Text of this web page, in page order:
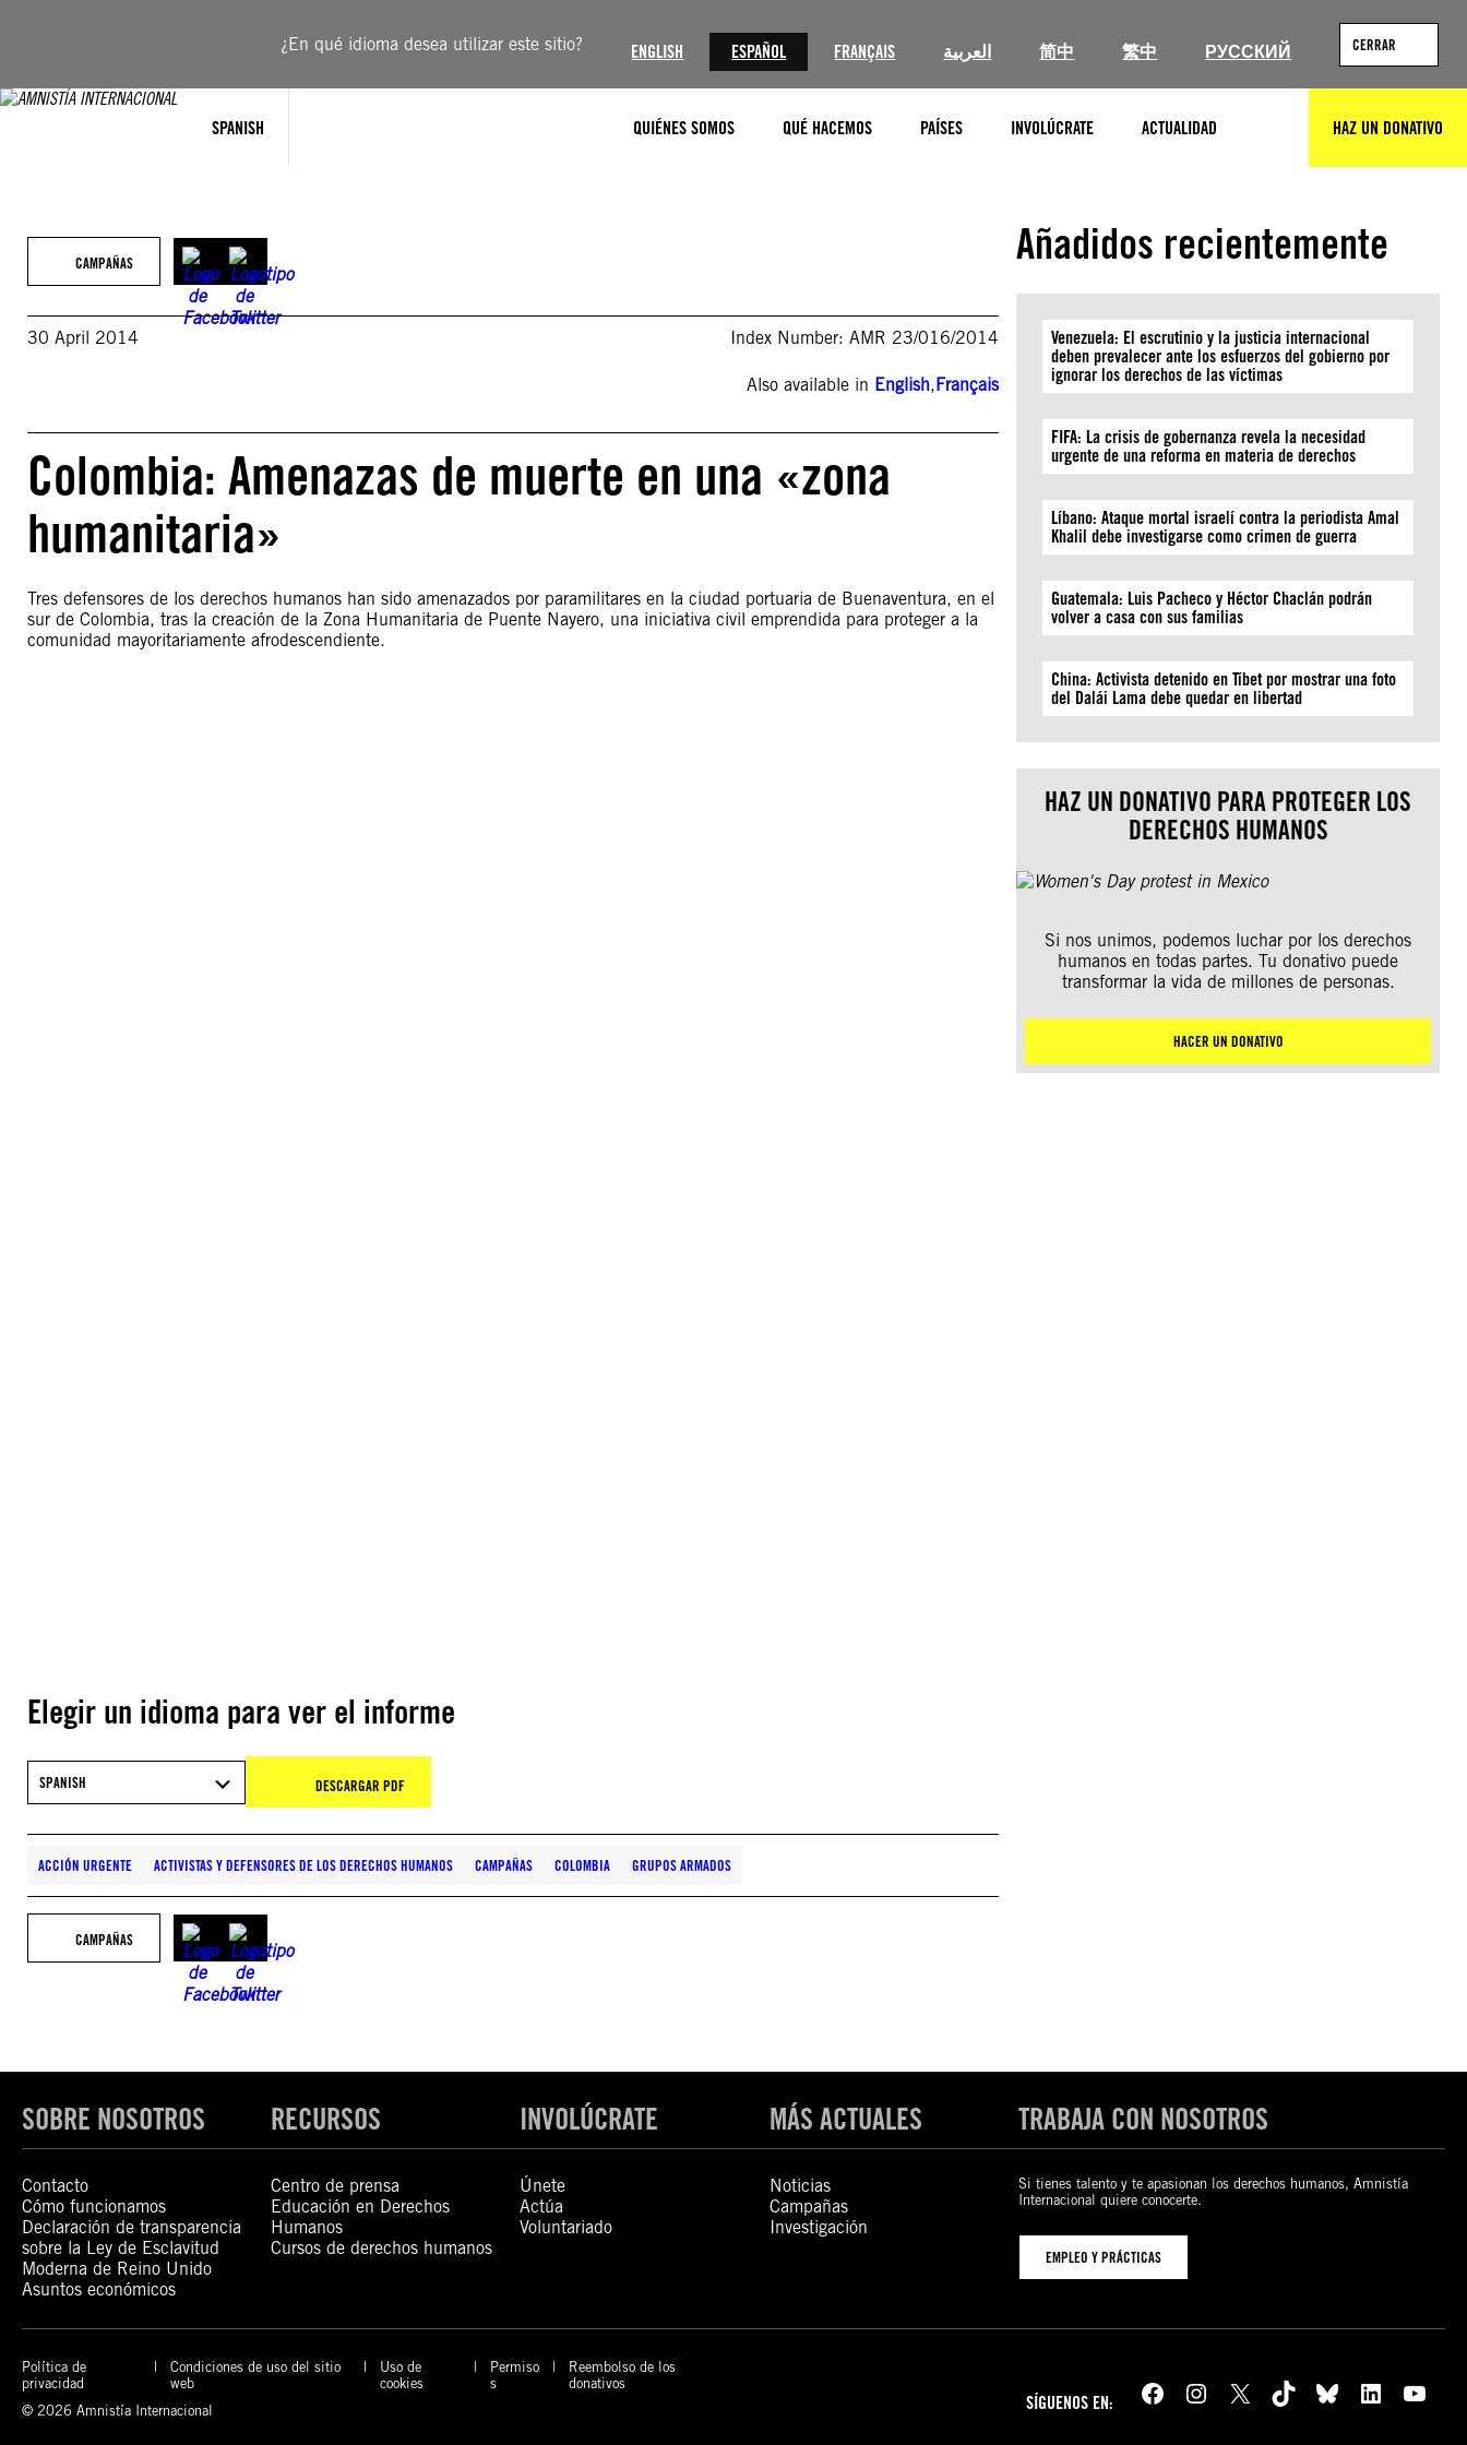
¿En qué idioma desea utilizar este sitio? ENGLISH ESPAÑOL FRANÇAIS العربية 简中 繁中 РУССКИЙ CERRAR
SPANISH QUIÉNES SOMOS QUÉ HACEMOS PAÍSES INVOLÚCRATE ACTUALIDAD HAZ UN DONATIVO
CAMPAÑAS
30 April 2014 Index Number: AMR 23/016/2014
Also available in English,Français
Colombia: Amenazas de muerte en una «zona
humanitaria»
Tres defensores de los derechos humanos han sido amenazados por paramilitares en la ciudad portuaria de Buenaventura, en el
sur de Colombia, tras la creación de la Zona Humanitaria de Puente Nayero, una iniciativa civil emprendida para proteger a la
comunidad mayoritariamente afrodescendiente.
Elegir un idioma para ver el informe
SPANISH DESCARGAR PDF
ACCIÓN URGENTE ACTIVISTAS Y DEFENSORES DE LOS DERECHOS HUMANOS CAMPAÑAS COLOMBIA GRUPOS ARMADOS
CAMPAÑAS
Añadidos recientemente
Venezuela: El escrutinio y la justicia internacional
deben prevalecer ante los esfuerzos del gobierno por
ignorar los derechos de las víctimas
FIFA: La crisis de gobernanza revela la necesidad
urgente de una reforma en materia de derechos
Líbano: Ataque mortal israelí contra la periodista Amal
Khalil debe investigarse como crimen de guerra
Guatemala: Luis Pacheco y Héctor Chaclán podrán
volver a casa con sus familias
China: Activista detenido en Tíbet por mostrar una foto
del Dalái Lama debe quedar en libertad
HAZ UN DONATIVO PARA PROTEGER LOS
DERECHOS HUMANOS
Si nos unimos, podemos luchar por los derechos
humanos en todas partes. Tu donativo puede
transformar la vida de millones de personas.
HACER UN DONATIVO
SOBRE NOSOTROS
Contacto
Cómo funcionamos
Declaración de transparencia
sobre la Ley de Esclavitud
Moderna de Reino Unido
Asuntos económicos
RECURSOS
Centro de prensa
Educación en Derechos
Humanos
Cursos de derechos humanos
INVOLÚCRATE
Únete
Actúa
Voluntariado
MÁS ACTUALES
Noticias
Campañas
Investigación
TRABAJA CON NOSOTROS
Si tienes talento y te apasionan los derechos humanos, Amnistía
Internacional quiere conocerte.
EMPLEO Y PRÁCTICAS
Política de
privacidad
Condiciones de uso del sitio
web
Uso de
cookies
Permiso
s
Reembolso de los
donativos
© 2026 Amnistía Internacional
SÍGUENOS EN: Facebook Instagram X TikTok Bluesky LinkedIn YouTube